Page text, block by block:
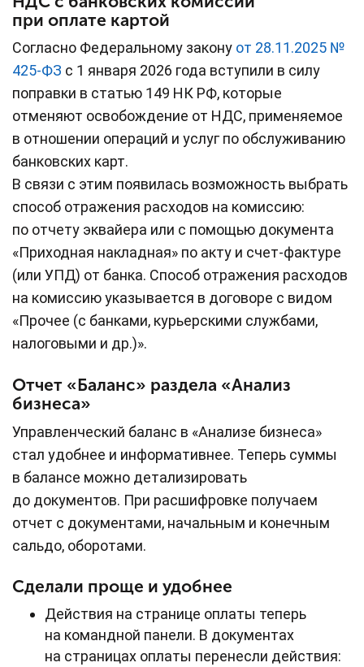
при оплате картой
Согласно Федеральному закону от 28.11.2025 №
425-ФЗ с 1 января 2026 года вступили в силу
поправки в статью 149 НК РФ, которые
отменяют освобождение от НДС, применяемое
в отношении операций и услуг по обслуживанию
банковских карт.
В связи с этим появилась возможность выбрать
способ отражения расходов на комиссию:
по отчету эквайера или с помощью документа
«Приходная накладная» по акту и счет-фактуре
(или УПД) от банка. Способ отражения расходов
на комиссию указывается в договоре с видом
«Прочее (с банками, курьерскими службами,
налоговыми и др.)».
Отчет «Баланс» раздела «Анализ
бизнеса»
Управленческий баланс в «Анализе бизнеса»
стал удобнее и информативнее. Теперь суммы
в балансе можно детализировать
до документов. При расшифровке получаем
отчет с документами, начальным и конечным
сальдо, оборотами.
Сделали проще и удобнее
Действия на странице оплаты теперь
на командной панели. В документах
на страницах оплаты перенесли действия: